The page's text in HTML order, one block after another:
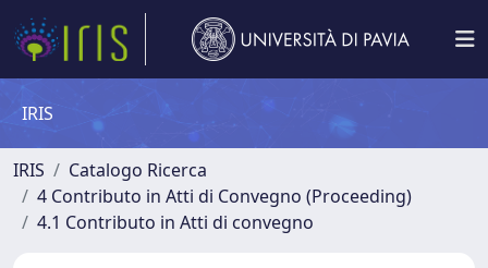
IRIS
IRIS
Catalogo Ricerca
4 Contributo in Atti di Convegno (Proceeding)
4.1 Contributo in Atti di convegno